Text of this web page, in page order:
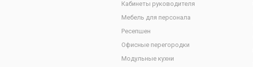
Кабинеты руководителя
Мебель для персонала
Ресепшен
Офисные перегородки
Модульные кухни